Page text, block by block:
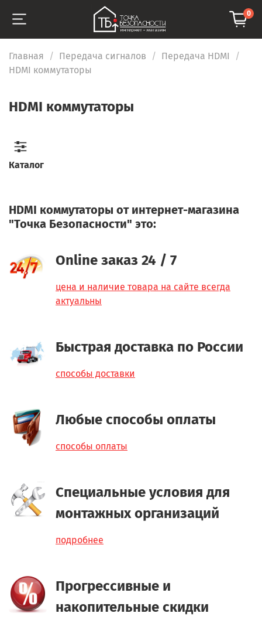
0
Главная Передача сигналов
Передача HDMI
HDMI коммутаторы
HDMI коммутаторы
HDMI коммутаторы от интернет-магазина
"Точка Безопасности" это:
Online заказ 24 / 7
цена и наличие товара на сайте всегда
актуальны
Быстрая доставка по России
способы доставки
Любые способы оплаты
способы оплаты
Специальные условия для
монтажных организаций
подробнее
Прогрессивные и
накопительные скидки
Каталог